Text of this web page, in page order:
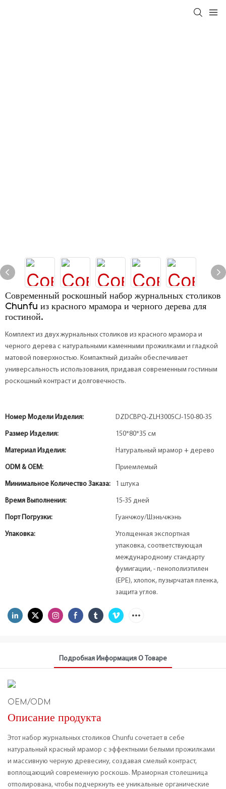
Современный роскошный набор журнальных столиков
Chunfu из красного мрамора и черного дерева для
гостиной.
Комплект из двух журнальных столиков из красного мрамора и
черного дерева с натуральными каменными прожилками и гладкой
матовой поверхностью. Компактный дизайн обеспечивает
универсальность использования, придавая современным гостиным
роскошный контраст и долговечность.
Номер Модели Изделия: DZDCBPQ-ZLH3005CJ-150-80-35
Размер Изделия: 150*80*35 см
Материал Изделия: Натуральный мрамор + дерево
ODM & OEM: Приемлемый
Минимальное Количество Заказа: 1 штука
Время Выполнения: 15-35 дней
Порт Погрузки: Гуанчжоу/Шэньчжэнь
Упаковка:
Утолщенная экспортная
упаковка, соответствующая
международному стандарту
фумигации, - пенополиэтилен
(EPE), хлопок, пузырчатая пленка,
защита углов.
Подробная Информация О Товаре
OEM/ODM
Описание продукта
Этот набор журнальных столиков Chunfu сочетает в себе
натуральный красный мрамор с эффектными белыми прожилками
и массивную черную древесину, создавая смелый контраст,
воплощающий современную роскошь. Мраморная столешница
отполирована, чтобы подчеркнуть ее уникальные органические